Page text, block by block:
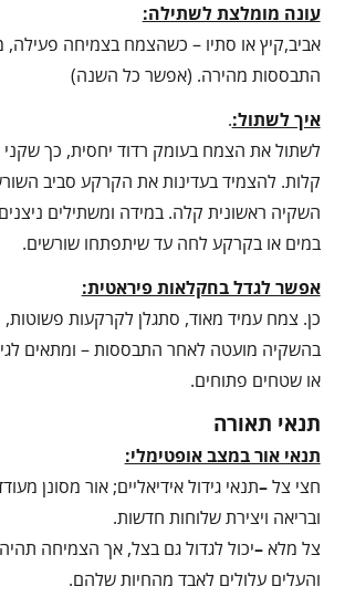
עונה מומלצת לשתילה:
אביב,קיץ או סתיו – כשהצמח בצמיחה
התבססות מהירה. (אפשר כל השנה)
איך לשתול:.
לשתול את הצמח בעומק רדוד יחסית, כך
קלות. להצמיד בעדינות את הקרקע סביב
השקיה ראשונית קלה. במידה ומשתילים
במים או בקרקע לחה עד שיתפתחו שורשים.
אפשר לגדל בחקלאות פיראטית:
כן. צמח עמיד מאוד, סתגלן לקרקעות
בהשקיה מועטה לאחר התבססות – ומתאים
או שטחים פתוחים.
תנאי תאורה
תנאי אור במצב אופטימלי:
חצי צל–תנאי גידול אידיאליים; אור מסונן
ובריאה ויצירת שלוחות חדשות.
צל מלא–יכול לגדול גם בצל, אך הצמיחה
והעלים עלולים לאבד מהחיות שלהם.